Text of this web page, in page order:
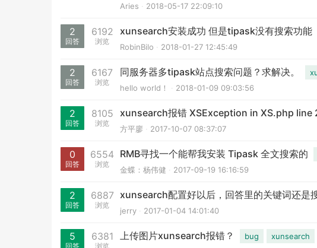
Aries
2018-05-17 22:09:10
2
回答
6192
浏览
xunsearch安装成功 但是tipask没有搜索功能
RobinBilo
2018-01-27 12:45:49
2
回答
6167
浏览
同服务器多tipask站点搜索问题？求解决。
hello world！
2018-01-09 09:03:56
2
回答
8105
浏览
xunsearch报错 XSException in XS.php line
方平廖
2017-10-07 08:37:07
0
回答
6554
浏览
RMB寻找一个能帮我安装 Tipask 全文搜索的
金蝶：杨伟健
2017-09-19 16:16:59
2
回答
6887
浏览
xunsearch配置好以后，回答里的关键词还是
jerry
2017-01-04 14:01:40
5
回答
6381
浏览
上传图片xunsearch报错？ bug
xunsearch